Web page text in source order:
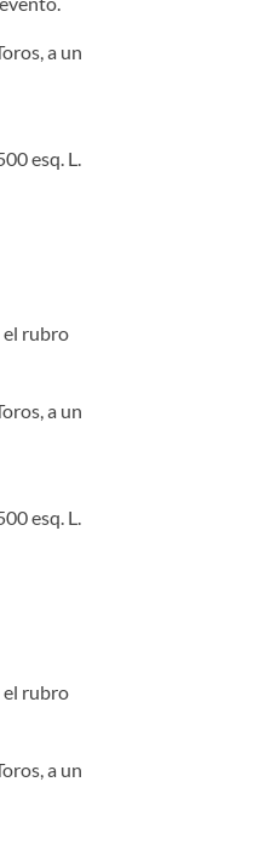
a un
esq. L.
el rubro
a un
esq. L.
el rubro
a un